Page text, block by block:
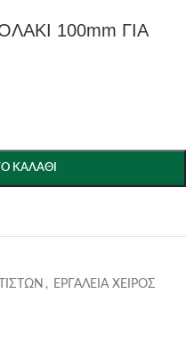
100mm ΓΙΑ
ΚΑΛΆΘΙ
, ΕΡΓΑΛΕΙΑ ΧΕΙΡΟΣ